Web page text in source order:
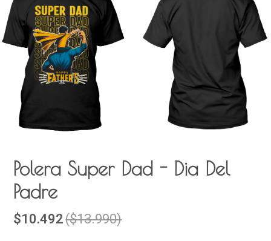
Polera Super Dad - Dia Del
Padre
$10.492($13.990)